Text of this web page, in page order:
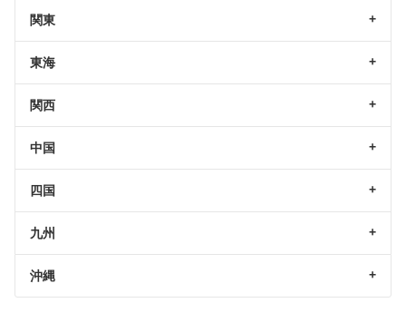
関東
東海
関西
中国
四国
九州
沖縄